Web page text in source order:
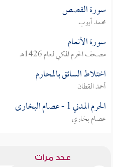
سورة القصص
محمد أيوب
سورة الأنعام
مصحف الحرم المكي لعام 1426هـ
اختلاط السائق بالمحارم
أحمد القطان
الحرم المدني 1 - عصام البخارى
عصام بخاري
عدد مرات